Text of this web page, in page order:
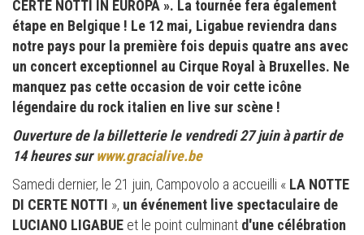
CERTE NOTTI IN EUROPA ». La tournée fera également
étape en Belgique ! Le 12 mai, Ligabue reviendra dans
notre pays pour la première fois depuis quatre ans avec
un concert exceptionnel au Cirque Royal à Bruxelles. Ne
manquez pas cette occasion de voir cette icône
légendaire du rock italien en live sur scène !
Ouverture de la billetterie le vendredi 27 juin à partir de
14 heures surwww.gracialive.be
Samedi dernier, le 21 juin, Campovolo a accueilli « LA NOTTE
DI CERTE NOTTI », un événement live spectaculaire de
LUCIANO LIGABUE et le point culminant d'une célébration